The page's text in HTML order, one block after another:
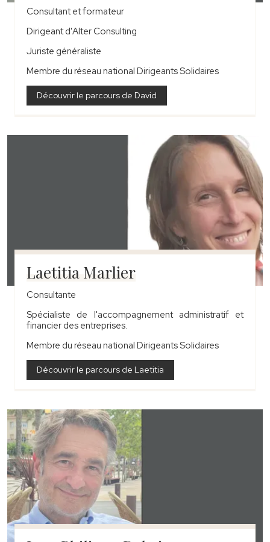
Consultant et formateur
Dirigeant d'Alter Consulting
Juriste généraliste
Membre du réseau national Dirigeants Solidaires
Découvrir le parcours de David
Laetitia Marlier
Consultante
Spécialiste de l'accompagnement administratif et
financier des entreprises.
Membre du réseau national Dirigeants Solidaires
Découvrir le parcours de Laetitia